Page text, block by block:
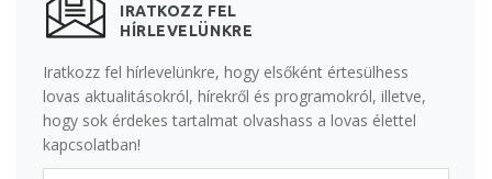
IRATKOZZ FEL
HÍRLEVELÜNKRE
Iratkozz fel hírlevelünkre, hogy elsőként értesülhess
lovas aktualitásokról, hírekről és programokról, illetve,
hogy sok érdekes tartalmat olvashass a lovas élettel
kapcsolatban!